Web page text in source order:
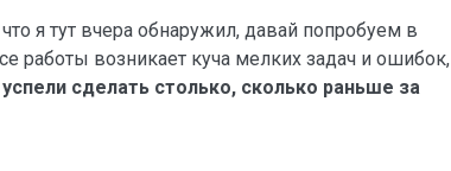
я тут вчера обнаружил, давай попробуем в
работы возникает куча мелких задач и ошибок,
сделать столько, сколько раньше за